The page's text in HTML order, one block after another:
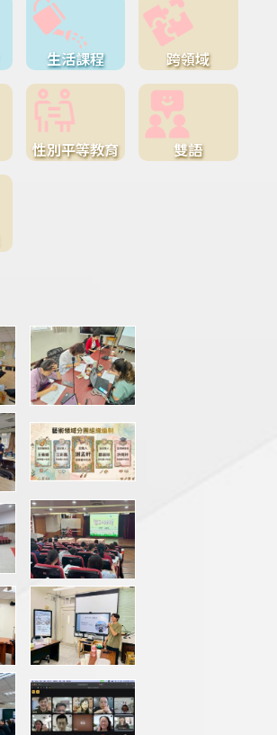
生活課程 跨領域
性別平等教育 雙語